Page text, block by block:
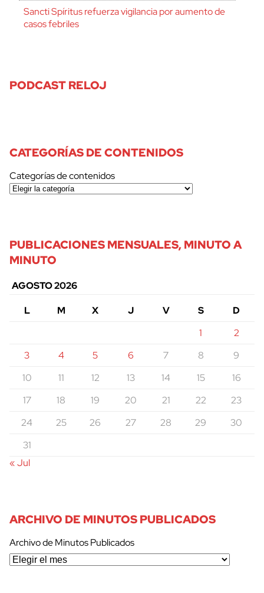
Sancti Spíritus refuerza vigilancia por aumento de
casos febriles
PODCAST RELOJ
CATEGORÍAS DE CONTENIDOS
Categorías de contenidos
PUBLICACIONES MENSUALES, MINUTO A
MINUTO
AGOSTO 2026
L
M X J V S
D
1
2
3
4 5 6 7 8
9
10
11 12 13 14 15
16
17
18 19 20 21 22
23
24
25 26 27 28 29
30
31
« Jul
ARCHIVO DE MINUTOS PUBLICADOS
Archivo de Minutos Publicados